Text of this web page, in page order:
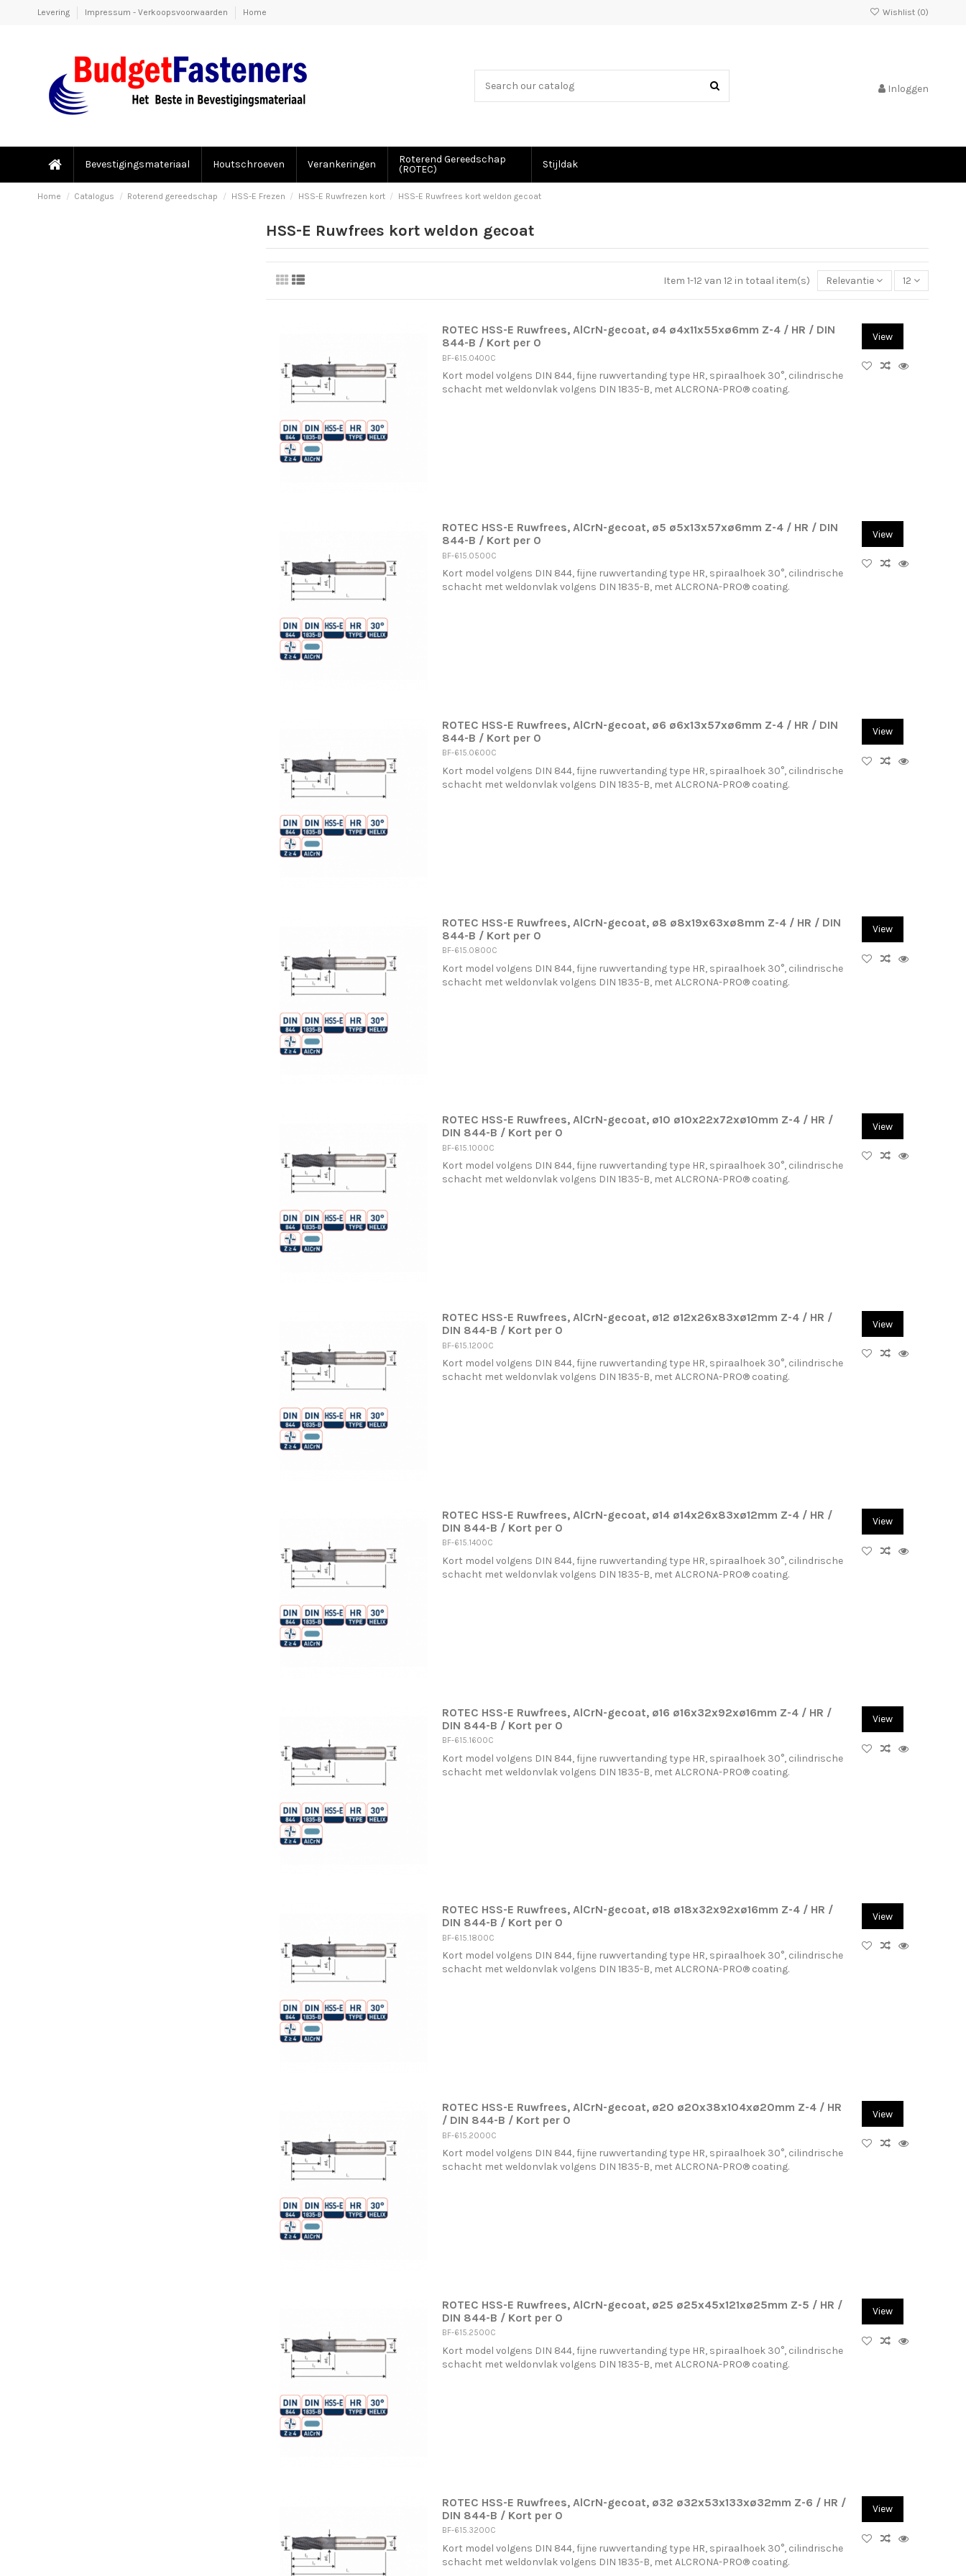
Levering Impressum - Verkoopsvoorwaarden Home Wishlist (0)
Inloggen
Bevestigingsmateriaal Houtschroeven Verankeringen
Roterend Gereedschap
(ROTEC)
Stijldak
Home Catalogus Roterend gereedschap HSS-E Frezen HSS-E Ruwfrezen kort HSS-E Ruwfrees kort weldon gecoat
HSS-E Ruwfrees kort weldon gecoat
Item 1-12 van 12 in totaal item(s) Relevantie 12
ROTEC HSS-E Ruwfrees, AlCrN-gecoat, ø4 ø4x11x55xø6mm Z-4 / HR / DIN
844-B / Kort per 0
BF-615.0400C
Kort model volgens DIN 844, fijne ruwvertanding type HR, spiraalhoek 30°, cilindrische
schacht met weldonvlak volgens DIN 1835-B, met ALCRONA-PRO® coating.
View
ROTEC HSS-E Ruwfrees, AlCrN-gecoat, ø5 ø5x13x57xø6mm Z-4 / HR / DIN
844-B / Kort per 0
BF-615.0500C
Kort model volgens DIN 844, fijne ruwvertanding type HR, spiraalhoek 30°, cilindrische
schacht met weldonvlak volgens DIN 1835-B, met ALCRONA-PRO® coating.
View
ROTEC HSS-E Ruwfrees, AlCrN-gecoat, ø6 ø6x13x57xø6mm Z-4 / HR / DIN
844-B / Kort per 0
BF-615.0600C
Kort model volgens DIN 844, fijne ruwvertanding type HR, spiraalhoek 30°, cilindrische
schacht met weldonvlak volgens DIN 1835-B, met ALCRONA-PRO® coating.
View
ROTEC HSS-E Ruwfrees, AlCrN-gecoat, ø8 ø8x19x63xø8mm Z-4 / HR / DIN
844-B / Kort per 0
BF-615.0800C
Kort model volgens DIN 844, fijne ruwvertanding type HR, spiraalhoek 30°, cilindrische
schacht met weldonvlak volgens DIN 1835-B, met ALCRONA-PRO® coating.
View
ROTEC HSS-E Ruwfrees, AlCrN-gecoat, ø10 ø10x22x72xø10mm Z-4 / HR /
DIN 844-B / Kort per 0
BF-615.1000C
Kort model volgens DIN 844, fijne ruwvertanding type HR, spiraalhoek 30°, cilindrische
schacht met weldonvlak volgens DIN 1835-B, met ALCRONA-PRO® coating.
View
ROTEC HSS-E Ruwfrees, AlCrN-gecoat, ø12 ø12x26x83xø12mm Z-4 / HR /
DIN 844-B / Kort per 0
BF-615.1200C
Kort model volgens DIN 844, fijne ruwvertanding type HR, spiraalhoek 30°, cilindrische
schacht met weldonvlak volgens DIN 1835-B, met ALCRONA-PRO® coating.
View
ROTEC HSS-E Ruwfrees, AlCrN-gecoat, ø14 ø14x26x83xø12mm Z-4 / HR /
DIN 844-B / Kort per 0
BF-615.1400C
Kort model volgens DIN 844, fijne ruwvertanding type HR, spiraalhoek 30°, cilindrische
schacht met weldonvlak volgens DIN 1835-B, met ALCRONA-PRO® coating.
View
ROTEC HSS-E Ruwfrees, AlCrN-gecoat, ø16 ø16x32x92xø16mm Z-4 / HR /
DIN 844-B / Kort per 0
BF-615.1600C
Kort model volgens DIN 844, fijne ruwvertanding type HR, spiraalhoek 30°, cilindrische
schacht met weldonvlak volgens DIN 1835-B, met ALCRONA-PRO® coating.
View
ROTEC HSS-E Ruwfrees, AlCrN-gecoat, ø18 ø18x32x92xø16mm Z-4 / HR /
DIN 844-B / Kort per 0
BF-615.1800C
Kort model volgens DIN 844, fijne ruwvertanding type HR, spiraalhoek 30°, cilindrische
schacht met weldonvlak volgens DIN 1835-B, met ALCRONA-PRO® coating.
View
ROTEC HSS-E Ruwfrees, AlCrN-gecoat, ø20 ø20x38x104xø20mm Z-4 / HR
/ DIN 844-B / Kort per 0
BF-615.2000C
Kort model volgens DIN 844, fijne ruwvertanding type HR, spiraalhoek 30°, cilindrische
schacht met weldonvlak volgens DIN 1835-B, met ALCRONA-PRO® coating.
View
ROTEC HSS-E Ruwfrees, AlCrN-gecoat, ø25 ø25x45x121xø25mm Z-5 / HR /
DIN 844-B / Kort per 0
BF-615.2500C
Kort model volgens DIN 844, fijne ruwvertanding type HR, spiraalhoek 30°, cilindrische
schacht met weldonvlak volgens DIN 1835-B, met ALCRONA-PRO® coating.
View
ROTEC HSS-E Ruwfrees, AlCrN-gecoat, ø32 ø32x53x133xø32mm Z-6 / HR /
DIN 844-B / Kort per 0
BF-615.3200C
Kort model volgens DIN 844, fijne ruwvertanding type HR, spiraalhoek 30°, cilindrische
schacht met weldonvlak volgens DIN 1835-B, met ALCRONA-PRO® coating.
View